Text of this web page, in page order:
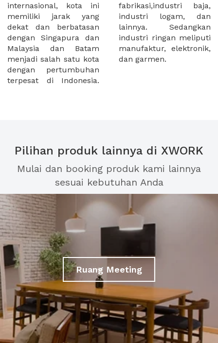
internasional, kota ini
memiliki jarak yang
dekat dan berbatasan
dengan Singapura dan
Malaysia dan Batam
menjadi salah satu kota
dengan pertumbuhan
terpesat di Indonesia.
fabrikasi,industri baja,
industri logam, dan
lainnya. Sedangkan
industri ringan meliputi
manufaktur, elektronik,
dan garmen.
Pilihan produk lainnya di XWORK
Mulai dan booking produk kami lainnya
sesuai kebutuhan Anda
Ruang Meeting